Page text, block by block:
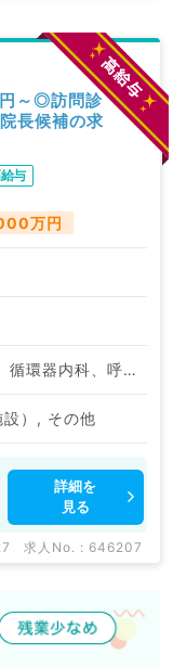
～◎訪問診
長候補の求
与
万円
呼吸器外科、一般内科、循環器内科、呼吸器内科、外科系全般、一般外科、科目不問
）, その他
詳細を
見る
求人No. : 646207